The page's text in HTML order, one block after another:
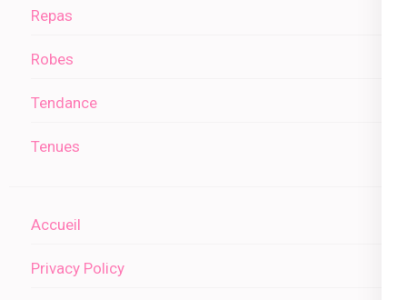
Repas
Robes
Tendance
Tenues
Accueil
Privacy Policy